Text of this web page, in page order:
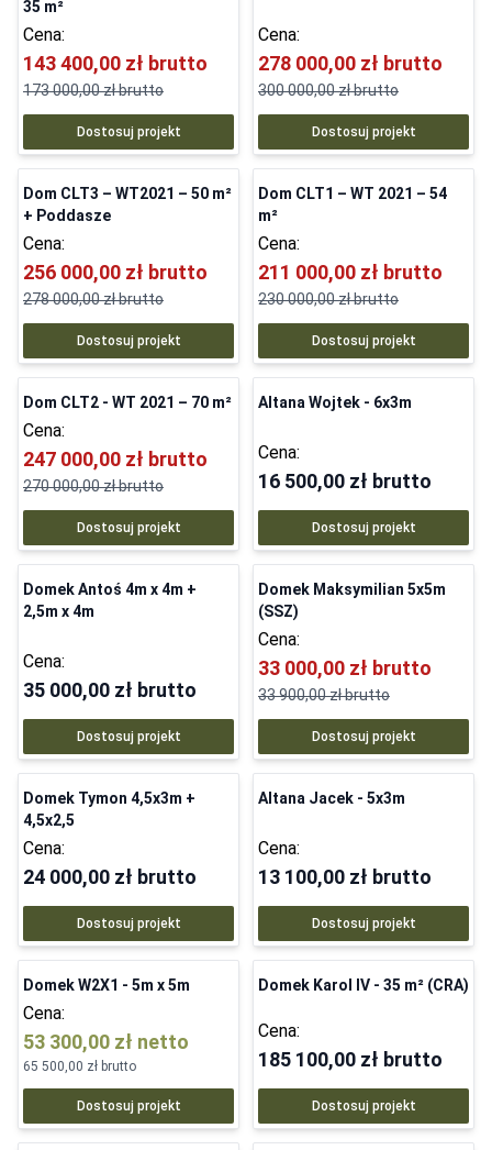
35 m²
Cena:
143 400,00 zł brutto
173 000,00 złbrutto
Dostosuj projekt
Cena:
278 000,00 zł brutto
300 000,00 złbrutto
Dostosuj projekt
Dom CLT3 – WT2021 – 50 m²
+ Poddasze
Cena:
256 000,00 zł brutto
278 000,00 złbrutto
Dostosuj projekt
Dom CLT1 – WT 2021 – 54
m²
Cena:
211 000,00 zł brutto
230 000,00 złbrutto
Dostosuj projekt
Dom CLT2 - WT 2021 – 70 m²
Cena:
247 000,00 zł brutto
270 000,00 złbrutto
Dostosuj projekt
Altana Wojtek - 6x3m
Cena:
16 500,00 zł brutto
Dostosuj projekt
Domek Antoś 4m x 4m +
2,5m x 4m
Cena:
35 000,00 zł brutto
Dostosuj projekt
Domek Maksymilian 5x5m
(SSZ)
Cena:
33 000,00 zł brutto
33 900,00 złbrutto
Dostosuj projekt
Domek Tymon 4,5x3m +
4,5x2,5
Cena:
24 000,00 zł brutto
Dostosuj projekt
Altana Jacek - 5x3m
Cena:
13 100,00 zł brutto
Dostosuj projekt
Domek W2X1 - 5m x 5m
Cena:
53 300,00 zł netto
65 500,00 zł brutto
Dostosuj projekt
Domek Karol IV - 35 m² (CRA)
Cena:
185 100,00 zł brutto
Dostosuj projekt